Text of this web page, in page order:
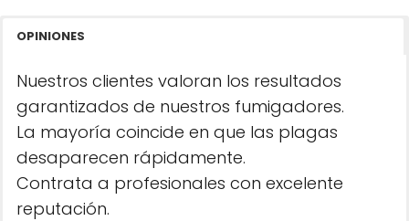
OPINIONES
Nuestros clientes valoran los resultados
garantizados de nuestros fumigadores.
La mayoría coincide en que las plagas
desaparecen rápidamente.
Contrata a profesionales con excelente
reputación.